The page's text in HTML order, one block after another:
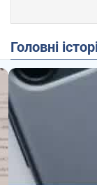
Головні